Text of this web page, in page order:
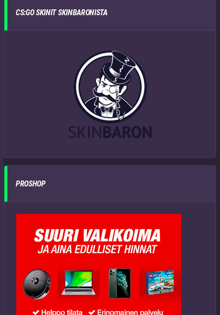
CS:GO SKINIT SKINBARONISTA
PROSHOP